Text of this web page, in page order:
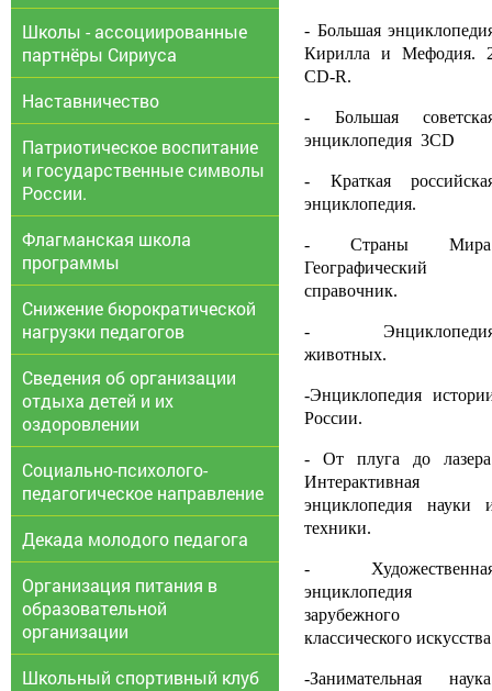
Школы - ассоциированные
партнёры Сириуса
Наставничество
Патриотическое воспитание
и государственные символы
России.
Флагманская школа
программы
Снижение бюрократической
нагрузки педагогов
Сведения об организации
отдыха детей и их
оздоровлении
Социально-психолого-
педагогическое направление
Декада молодого педагога
Организация питания в
образовательной
организации
Школьный спортивный клуб
- Большая
Кирилла и Мефодия.
СD-R.
- Большая
энциклопедия 3СD
- Краткая
энциклопедия.
- Страны
Географический
справочник.
-
животных.
-Энциклопедия
России.
- От плуга до
Интерактивная
энциклопедия науки
техники.
-
энциклопедия
зарубежного
классического
-Занимательная